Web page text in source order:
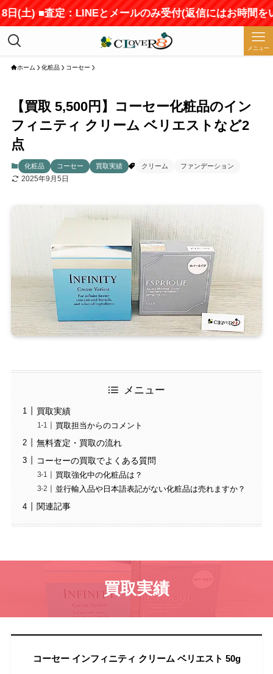
) ■査定：LINEとメールのみ受付(返信にはお時間をいた
メニュー
ホーム 化粧品 コーセー
【買取 5,500円】コーセー化粧品のイン
フィニティ クリーム ベリエストなど2
点
化粧品 コーセー 買取実績 クリーム ファンデーション
2025年9月5日
メニュー
買取実績
買取担当からのコメント
無料査定・買取の流れ
コーセーの買取でよくある質問
買取強化中の化粧品は？
並行輸入品や日本語表記がない化粧品は売れますか？
関連記事
買取実績
コーセー インフィニティ クリーム ベリエスト 50g